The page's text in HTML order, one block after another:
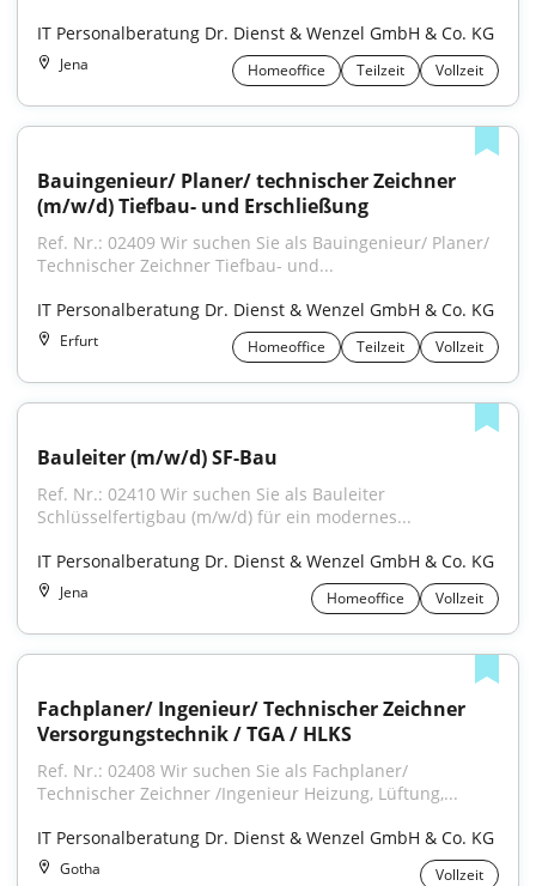
IT Personalberatung Dr. Dienst & Wenzel GmbH & Co. KG
Jena Homeoffice Teilzeit Vollzeit
Bauingenieur/ Planer/ technischer Zeichner
(m/w/d) Tiefbau- und Erschließung
Ref. Nr.: 02409 Wir suchen Sie als Bauingenieur/ Planer/
Technischer Zeichner Tiefbau- und...
IT Personalberatung Dr. Dienst & Wenzel GmbH & Co. KG
Erfurt Homeoffice Teilzeit Vollzeit
Bauleiter (m/w/d) SF-Bau
Ref. Nr.: 02410 Wir suchen Sie als Bauleiter
Schlüsselfertigbau (m/w/d) für ein modernes...
IT Personalberatung Dr. Dienst & Wenzel GmbH & Co. KG
Jena Homeoffice Vollzeit
Fachplaner/ Ingenieur/ Technischer Zeichner
Versorgungstechnik / TGA / HLKS
Ref. Nr.: 02408 Wir suchen Sie als Fachplaner/
Technischer Zeichner /Ingenieur Heizung, Lüftung,...
IT Personalberatung Dr. Dienst & Wenzel GmbH & Co. KG
Gotha Vollzeit